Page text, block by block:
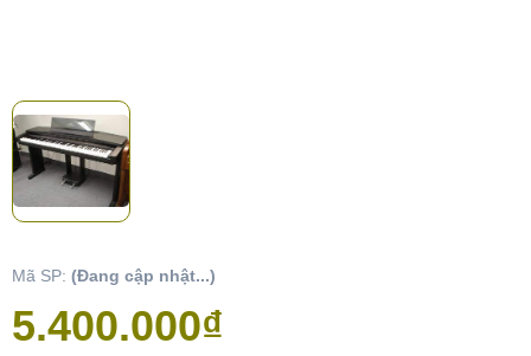
Mã SP: (Đang cập nhật...)
5.400.000₫